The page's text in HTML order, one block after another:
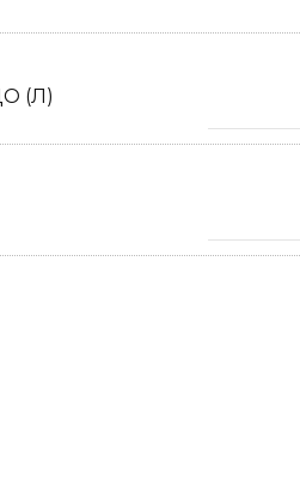
(Л)